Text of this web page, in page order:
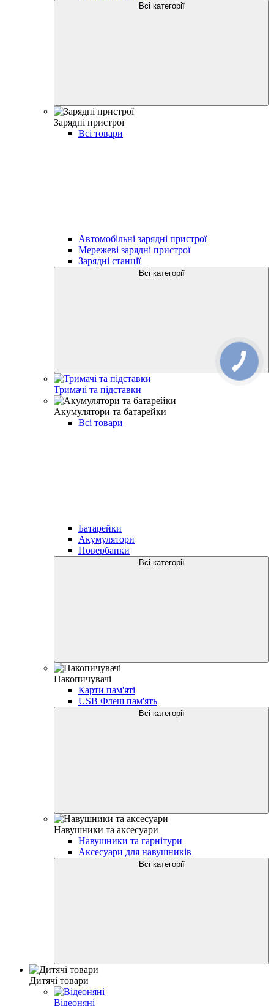
Всі категорії
Зарядні пристрої
Всі товари
Автомобільні зарядні пристрої
Мережеві зарядні пристрої
Зарядні станції
Всі категорії
Тримачі та підставки
Акумулятори та батарейки
Всі товари
Батарейки
Акумулятори
Повербанки
Всі категорії
Накопичувачі
Карти пам'яті
USB Флеш пам'ять
Всі категорії
Навушники та аксесуари
Навушники та гарнітури
Аксесуари для навушників
Всі категорії
Дитячі товари
Відеоняні